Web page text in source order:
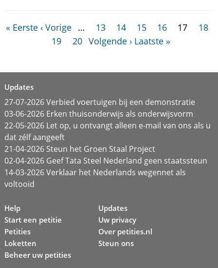
« Eerste ‹ Vorige … 13 14 15 16 17
18
19
20 Volgende › Laatste »
Updates
27-07-2026 Verbied voertuigen bij een demonstratie
03-06-2026 Erken thuisonderwijs als onderwijsvorm
22-05-2026 Let op, u ontvangt alleen e-mail van ons als u
dat zélf aangeeft
21-04-2026 Steun het Groen Staal Project
02-04-2026 Geef Tata Steel Nederland geen staatssteun
14-03-2026 Verklaar het Nederlands wegennet als
voltooid
Help
Start een petitie
Petities
Loketten
Beheer uw petities
Updates
Uw privacy
Over petities.nl
Steun ons